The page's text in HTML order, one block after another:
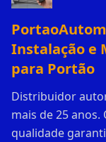
Instalação e
para Portão
Distribuidor
mais de 25
qualidade